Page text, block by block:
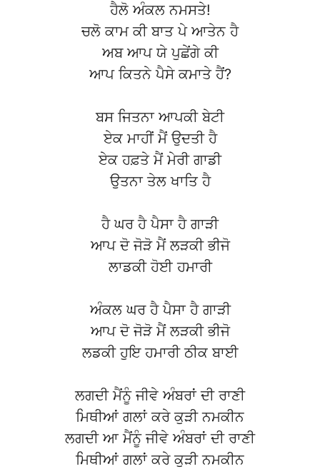
ਹੈਲੋ ਅੰਕਲ ਨਮਸਤੇ!
ਚਲੋ ਕਾਮ ਕੀ ਬਾਤ ਪੇ ਆਤੇਨ ਹੈ
ਅਬ ਆਪ ਯੇ ਪੁਛੇਂਗੇ ਕੀ
ਆਪ ਕਿਤਨੇ ਪੈਸੇ ਕਮਾਤੇ ਹੈਂ?
ਬਸ ਜਿਤਨਾ ਆਪਕੀ ਬੇਟੀ
ਏਕ ਮਾਹੀਂ ਮੈਂ ਉਦਤੀ ਹੈ
ਏਕ ਹਫ਼ਤੇ ਮੈਂ ਮੇਰੀ ਗਾਡੀ
ਉਤਨਾ ਤੇਲ ਖਾਤਿ ਹੈ
ਹੈ ਘਰ ਹੈ ਪੈਸਾ ਹੈ ਗਾੜੀ
ਆਪ ਦੋ ਜੋੜੋ ਮੈਂ ਲੜਕੀ ਭੀਜੋ
ਲਾਡਕੀ ਹੋਈ ਹਮਾਰੀ
ਅੰਕਲ ਘਰ ਹੈ ਪੈਸਾ ਹੈ ਗਾੜੀ
ਆਪ ਦੋ ਜੋੜੋ ਮੈਂ ਲੜਕੀ ਭੀਜੋ
ਲਡਕੀ ਹੁਇ ਹਮਾਰੀ ਠੀਕ ਬਾਈ
ਲਗਦੀ ਮੈਂਨੂੰ ਜੀਵੇ ਅੰਬਰਾਂ ਦੀ ਰਾਣੀ
ਮਿਥੀਆਂ ਗਲਾਂ ਕਰੇ ਕੁੜੀ ਨਮਕੀਨ
ਲਗਦੀ ਆ ਮੈਂਨੂੰ ਜੀਵੇ ਅੰਬਰਾਂ ਦੀ ਰਾਣੀ
ਮਿਥੀਆਂ ਗਲਾਂ ਕਰੇ ਕੁੜੀ ਨਮਕੀਨ